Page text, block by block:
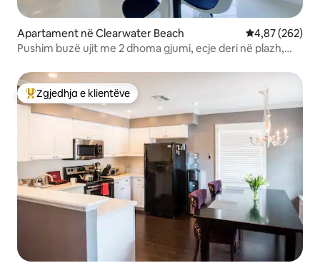
Apartament në Clearwater Beach Vlerësimi
4,87 (262)
Pushim buzë ujit me 2 dhoma gjumi, ecje deri në plazh,
Më të mirat e zgjedhjeve të klientëve
Zgjedhja e klientëve